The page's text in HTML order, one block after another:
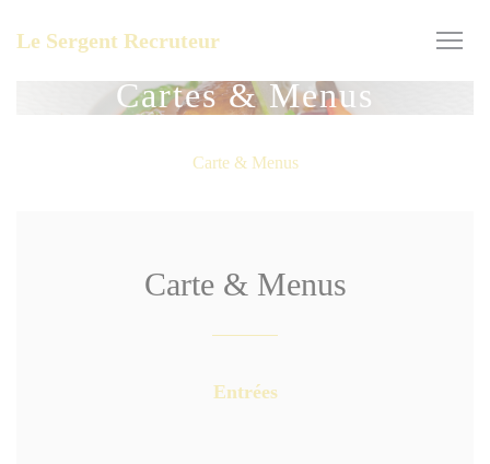
Le Sergent Recruteur
Cartes & Menus
Carte & Menus
Carte & Menus
Entrées